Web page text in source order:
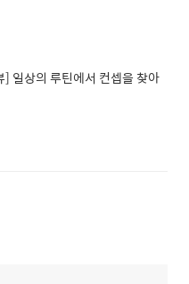
] 일상의 루틴에서 컨셉을 찾아